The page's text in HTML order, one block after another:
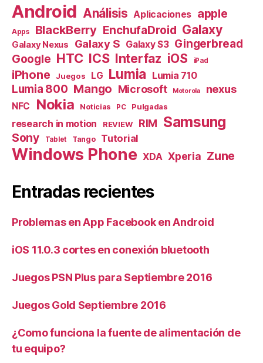
Android Análisis Aplicaciones apple
Apps BlackBerry EnchufaDroid Galaxy
Galaxy Nexus Galaxy S Galaxy S3 Gingerbread
Google HTC ICS Interfaz iOS iPad
iPhone Juegos LG Lumia Lumia 710
Lumia 800 Mango Microsoft Motorola nexus
NFC Nokia Noticias PC Pulgadas
research in motion REVIEW RIM Samsung
Sony Tablet Tango Tutorial
Windows Phone XDA Xperia Zune
Entradas recientes
Problemas en App Facebook en Android
iOS 11.0.3 cortes en conexión bluetooth
Juegos PSN Plus para Septiembre 2016
Juegos Gold Septiembre 2016
¿Como funciona la fuente de alimentación de
tu equipo?